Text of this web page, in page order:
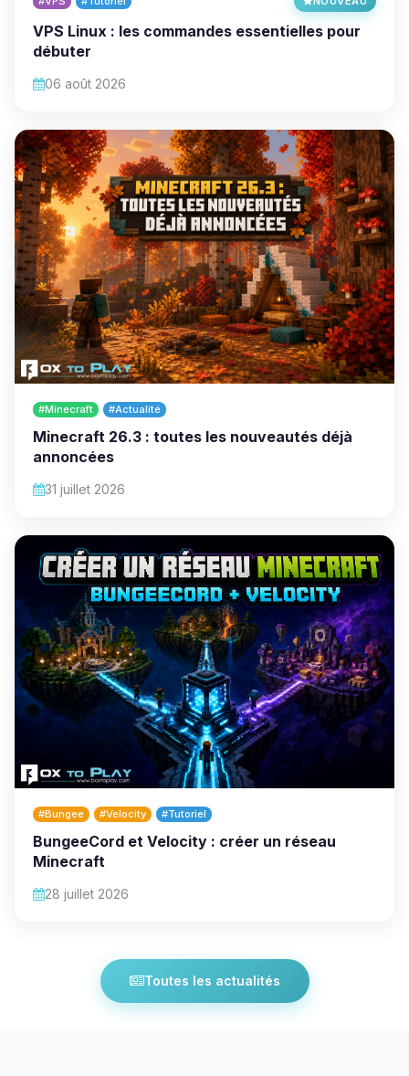
VPS Linux : les commandes essentielles pour
débuter
06 août 2026
#Minecraft #Actualité
Minecraft 26.3 : toutes les nouveautés déjà
annoncées
31 juillet 2026
#Bungee #Velocity #Tutoriel
BungeeCord et Velocity : créer un réseau
Minecraft
28 juillet 2026
Toutes les actualités